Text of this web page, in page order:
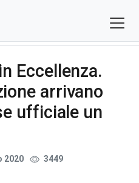
Eccellenza.
arrivano
ufficiale un
2020 3449